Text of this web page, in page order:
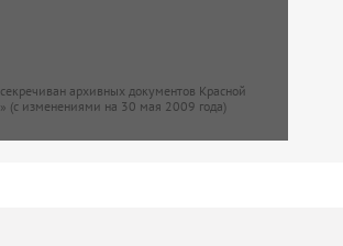
архивных документов Красной
(с изменениями на 30 мая 2009 года)